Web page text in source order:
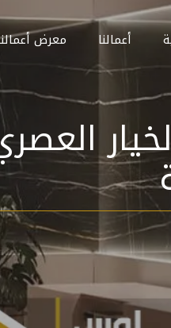
أعمالنا معرض
في الاحساء